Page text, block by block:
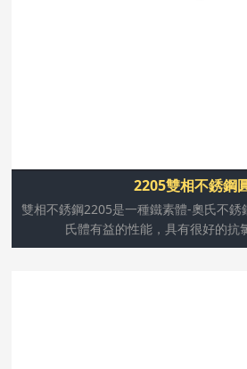
2205雙相不銹鋼
雙相不銹鋼2205是一種鐵素體-奧氏不銹
氏體有益的性能，具有很好的抗